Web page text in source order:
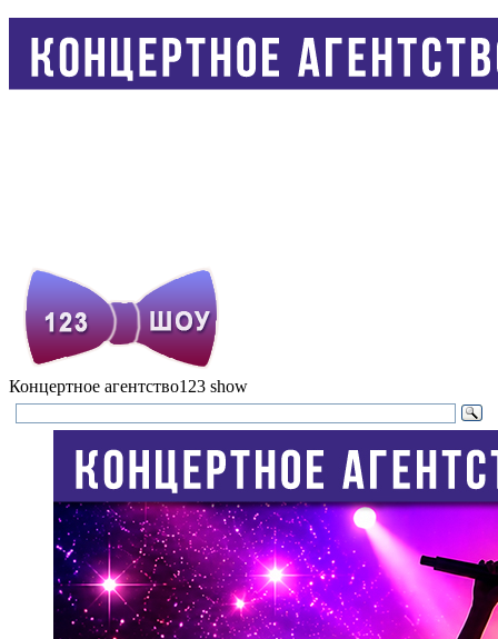
Концертное агентство123 show